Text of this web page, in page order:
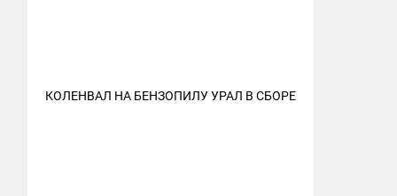
КОЛЕНВАЛ НА БЕНЗОПИЛУ УРАЛ В СБОРЕ